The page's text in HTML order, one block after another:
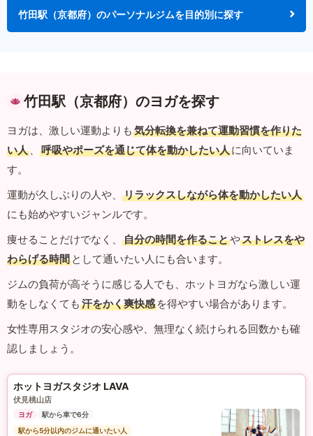
竹田駅（京都府）のパーソナルジムを目的別に探す
竹田駅（京都府）のヨガを探す
ヨガは、激しい運動よりも 気分転換を兼ねて運動習慣を作りた
い人 、 呼吸やポーズを通じて体を動かしたい人に向いていま
す。
運動が久しぶりの人や、
リラックスしながら体を動かしたい人
にも始めやすいジャンルです。
痩せることだけでなく、
自分の時間を作ることやストレスをや
わらげる時間 として通いたい人にも合います。
ジムの負荷が高そうに感じる人でも、ホットヨガなら激しい運
動をしなくても 汗をかく爽快感 を得やすい場合があります。
女性専用スタジオの安心感や、無理なく続けられる回数かも確
認しましょう。
ホットヨガスタジオ LAVA
伏見桃山店
ヨガ
駅から車で6分
駅から5分以内のジムに通いたい人